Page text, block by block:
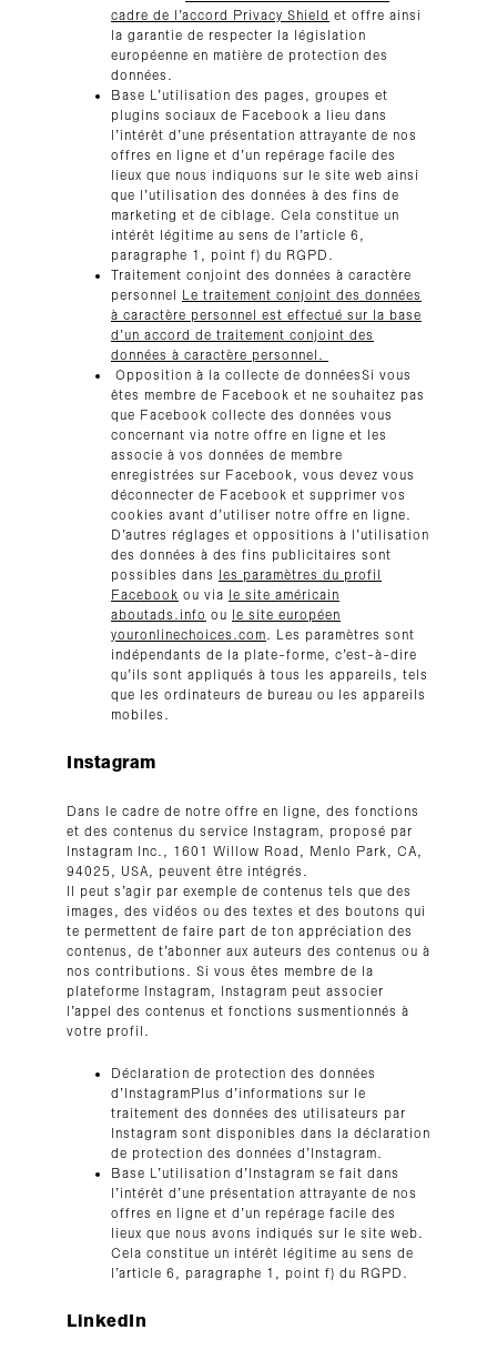
cadre de l’accord Privacy Shield et offre ainsi
la garantie de respecter la législation
européenne en matière de protection des
données.
Base L’utilisation des pages, groupes et
plugins sociaux de Facebook a lieu dans
l’intérêt d’une présentation attrayante de nos
offres en ligne et d’un repérage facile des
lieux que nous indiquons sur le site web ainsi
que l’utilisation des données à des fins de
marketing et de ciblage. Cela constitue un
intérêt légitime au sens de l’article 6,
paragraphe 1, point f) du RGPD.
Traitement conjoint des données à caractère
personnel Le traitement conjoint des données
à caractère personnel est effectué sur la base
d’un accord de traitement conjoint des
données à caractère personnel.
Opposition à la collecte de donnéesSi vous
êtes membre de Facebook et ne souhaitez pas
que Facebook collecte des données vous
concernant via notre offre en ligne et les
associe à vos données de membre
enregistrées sur Facebook, vous devez vous
déconnecter de Facebook et supprimer vos
cookies avant d’utiliser notre offre en ligne.
D’autres réglages et oppositions à l’utilisation
des données à des fins publicitaires sont
possibles dans les paramètres du profil
Facebook ou via le site américain
aboutads.info ou le site européen
youronlinechoices.com. Les paramètres sont
indépendants de la plate-forme, c’est-à-dire
qu’ils sont appliqués à tous les appareils, tels
que les ordinateurs de bureau ou les appareils
mobiles.
Instagram
Dans le cadre de notre offre en ligne, des fonctions
et des contenus du service Instagram, proposé par
Instagram Inc., 1601 Willow Road, Menlo Park, CA,
94025, USA, peuvent être intégrés.
Il peut s’agir par exemple de contenus tels que des
images, des vidéos ou des textes et des boutons qui
te permettent de faire part de ton appréciation des
contenus, de t’abonner aux auteurs des contenus ou à
nos contributions. Si vous êtes membre de la
plateforme Instagram, Instagram peut associer
l’appel des contenus et fonctions susmentionnés à
votre profil.
Déclaration de protection des données
d’InstagramPlus d’informations sur le
traitement des données des utilisateurs par
Instagram sont disponibles dans la déclaration
de protection des données d’Instagram.
Base L’utilisation d’Instagram se fait dans
l’intérêt d’une présentation attrayante de nos
offres en ligne et d’un repérage facile des
lieux que nous avons indiqués sur le site web.
Cela constitue un intérêt légitime au sens de
l’article 6, paragraphe 1, point f) du RGPD.
LinkedIn